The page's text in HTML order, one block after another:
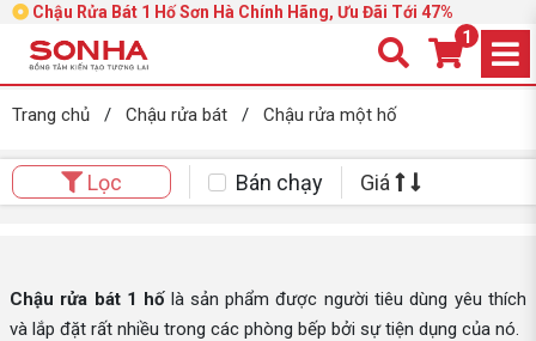
Chậu Rửa Bát 1 Hố Sơn Hà Chính Hãng, Ưu Đãi Tới 47%
1
Trang chủ / Chậu rửa bát / Chậu rửa một hố
Lọc Bán chạy Giá
Chậu rửa bát 1 hốlà sản phẩm được người tiêu dùng yêu thích
và lắp đặt rất nhiều trong các phòng bếp bởi sự tiện dụng của nó.